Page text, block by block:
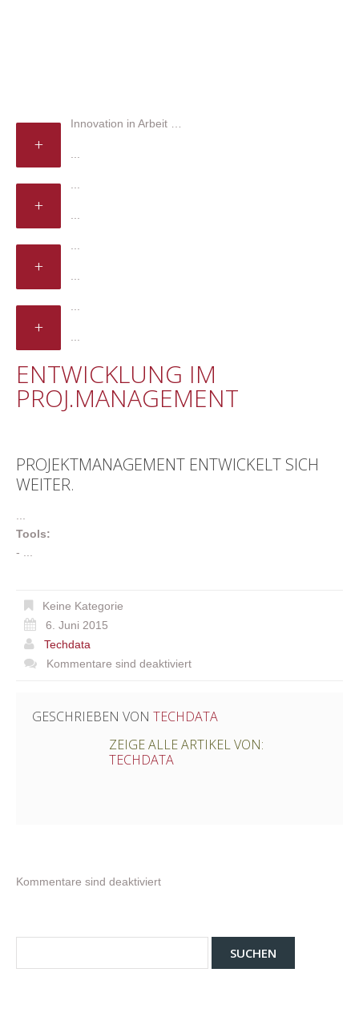
+
Innovation in Arbeit …
+
+
+
ENTWICKLUNG IM
PROJ.MANAGEMENT
PROJEKTMANAGEMENT ENTWICKELT SICH
WEITER.
Tools:
- ...
Keine Kategorie
6. Juni 2015
Techdata
Kommentare sind deaktiviert
GESCHRIEBEN VON TECHDATA
ZEIGE ALLE ARTIKEL VON:
TECHDATA
Kommentare sind deaktiviert